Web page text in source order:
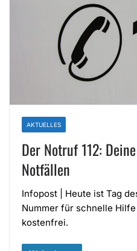
AKTUELLES
Der Notruf 112:
Notfällen
Infopost | Heute ist Tag
Nummer für schnelle
kostenfrei.